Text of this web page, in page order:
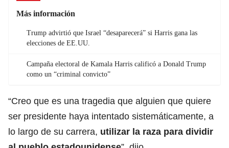
Más información
Trump advirtió que Israel “desaparecerá” si Harris gana las
elecciones de EE.UU.
Campaña electoral de Kamala Harris calificó a Donald Trump
como un “criminal convicto”
“Creo que es una tragedia que alguien que quiere
ser presidente haya intentado sistemáticamente, a
lo largo de su carrera, utilizar la raza para dividir